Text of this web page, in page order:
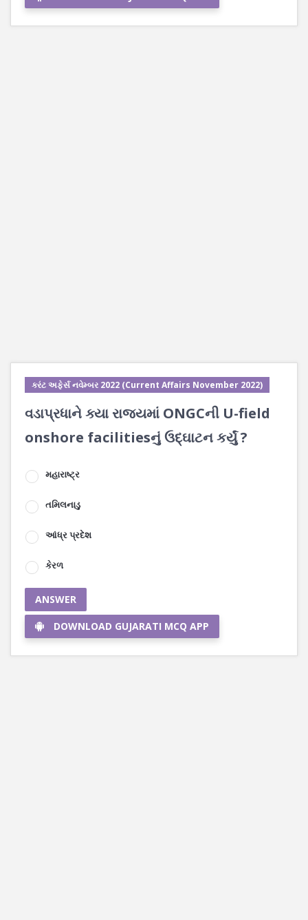
કરંટ અફેર્સ નવેમ્બર 2022 (Current Affairs November 2022)
વડાપ્રધાને ક્યા રાજ્યમાં ONGCની U-field
onshore facilitiesનું ઉદ્ઘાટન કર્યું ?
મહારાષ્ટ્ર
તમિલનાડુ
આંધ્ર પ્રદેશ
કેરળ
ANSWER
DOWNLOAD GUJARATI MCQ APP